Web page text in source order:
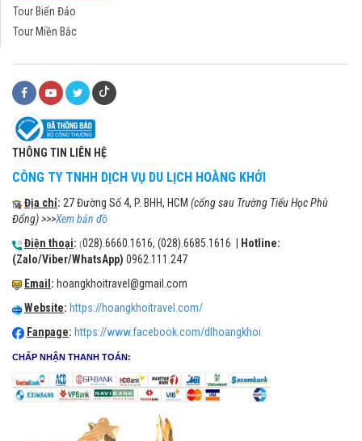
Tour Biển Đảo
Tour Miền Bắc
THÔNG TIN LIÊN HỆ
CÔNG TY TNHH DỊCH VỤ DU LỊCH HOÀNG KHỞI
Địa chỉ: 27 Đường Số 4, P. BHH, HCM (cổng sau Trường Tiểu Học Phù
Đổng) >>>Xem bản đồ
Điện thoại: (028).6660.1616, (028).6685.1616 |
Hotline:
(Zalo/Viber/WhatsApp) 0962.111.247
Email : hoangkhoitravel@gmail.com
Website: https://hoangkhoitravel.com/
Fanpage: https://www.facebook.com/dlhoangkhoi
CHẤP NHẬN THANH TOÁN: